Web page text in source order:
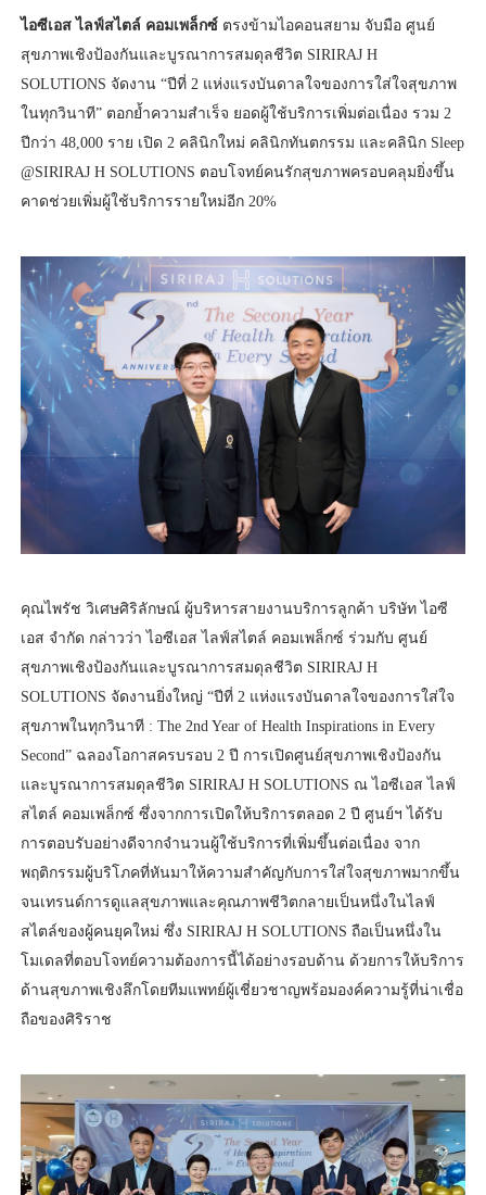
ไอซีเอส ไลฟ์สไตล์ คอมเพล็กซ์ตรงข้ามไอคอนสยาม จับมือ ศูนย์
สุขภาพเชิงป้องกันและบูรณาการสมดุลชีวิต SIRIRAJ H
SOLUTIONS จัดงาน “ปีที่ 2 แห่งแรงบันดาลใจของการใส่ใจสุขภาพ
ในทุกวินาที” ตอกย้ำความสำเร็จ ยอดผู้ใช้บริการเพิ่มต่อเนื่อง รวม 2
ปีกว่า 48,000 ราย เปิด 2 คลินิกใหม่ คลินิกทันตกรรม และคลินิก Sleep
@SIRIRAJ H SOLUTIONS ตอบโจทย์คนรักสุขภาพครอบคลุมยิ่งขึ้น
คาดช่วยเพิ่มผู้ใช้บริการรายใหม่อีก 20%
คุณไพรัช วิเศษศิริลักษณ์ ผู้บริหารสายงานบริการลูกค้า บริษัท ไอซี
เอส จำกัด กล่าวว่า ไอซีเอส ไลฟ์สไตล์ คอมเพล็กซ์ ร่วมกับ ศูนย์
สุขภาพเชิงป้องกันและบูรณาการสมดุลชีวิต SIRIRAJ H
SOLUTIONS จัดงานยิ่งใหญ่ “ปีที่ 2 แห่งแรงบันดาลใจของการใส่ใจ
สุขภาพในทุกวินาที : The 2nd Year of Health Inspirations in Every
Second” ฉลองโอกาสครบรอบ 2 ปี การเปิดศูนย์สุขภาพเชิงป้องกัน
และบูรณาการสมดุลชีวิต SIRIRAJ H SOLUTIONS ณ ไอซีเอส ไลฟ์
สไตล์ คอมเพล็กซ์ ซึ่งจากการเปิดให้บริการตลอด 2 ปี ศูนย์ฯ ได้รับ
การตอบรับอย่างดีจากจำนวนผู้ใช้บริการที่เพิ่มขึ้นต่อเนื่อง จาก
พฤติกรรมผู้บริโภคที่หันมาให้ความสำคัญกับการใส่ใจสุขภาพมากขึ้น
จนเทรนด์การดูแลสุขภาพและคุณภาพชีวิตกลายเป็นหนึ่งในไลฟ์
สไตล์ของผู้คนยุคใหม่ ซึ่ง SIRIRAJ H SOLUTIONS ถือเป็นหนึ่งใน
โมเดลที่ตอบโจทย์ความต้องการนี้ได้อย่างรอบด้าน ด้วยการให้บริการ
ด้านสุขภาพเชิงลึกโดยทีมแพทย์ผู้เชี่ยวชาญพร้อมองค์ความรู้ที่น่าเชื่อ
ถือของศิริราช